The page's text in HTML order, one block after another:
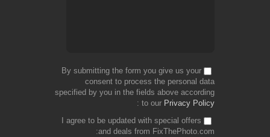
By submitting the form you give us your
consent to process the personal data
specified by you in the fields above according
to our Privacy Policy
I agree to be updated with special offers
and deals from FixThePhoto.com